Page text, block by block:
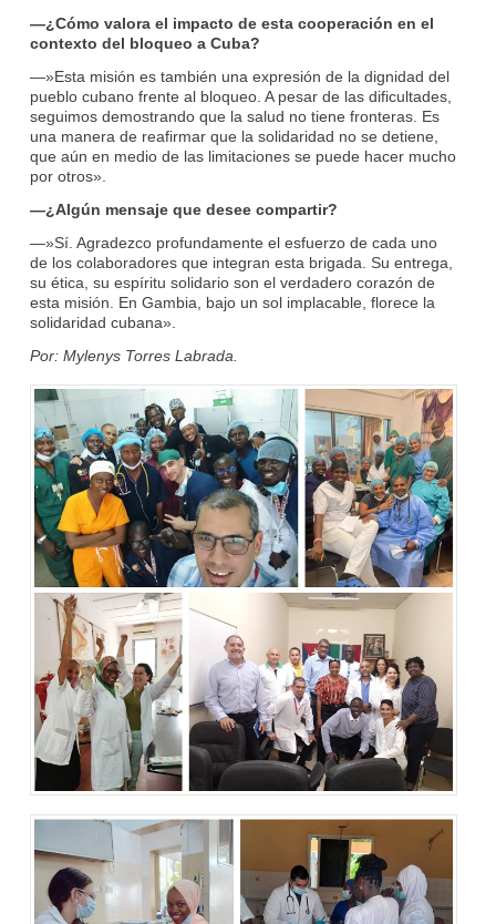
—¿Cómo valora el impacto de esta cooperación en el
contexto del bloqueo a Cuba?
—»Esta misión es también una expresión de la dignidad del
pueblo cubano frente al bloqueo. A pesar de las dificultades,
seguimos demostrando que la salud no tiene fronteras. Es
una manera de reafirmar que la solidaridad no se detiene,
que aún en medio de las limitaciones se puede hacer mucho
por otros».
—¿Algún mensaje que desee compartir?
—»Sí. Agradezco profundamente el esfuerzo de cada uno
de los colaboradores que integran esta brigada. Su entrega,
su ética, su espíritu solidario son el verdadero corazón de
esta misión. En Gambia, bajo un sol implacable, florece la
solidaridad cubana».
Por: Mylenys Torres Labrada.